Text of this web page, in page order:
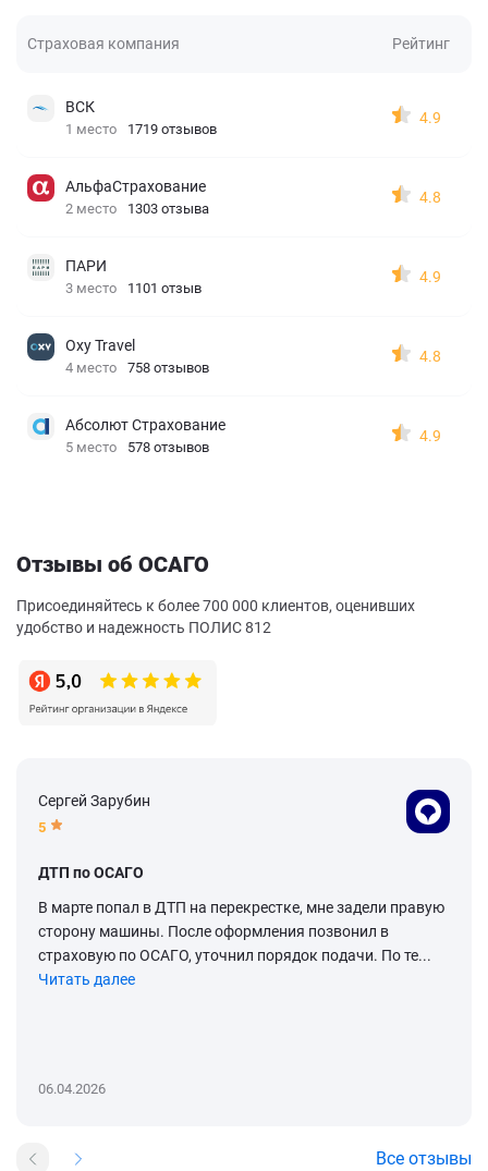
Страховая компания Рейтинг
ВСК
1 место 1719 отзывов
4.9
АльфаСтрахование
2 место 1303 отзыва
4.8
ПАРИ
3 место 1101 отзыв
4.9
Oxy Travel
4 место 758 отзывов
4.8
Абсолют Страхование
5 место 578 отзывов
4.9
Отзывы об ОСАГО
Присоединяйтесь к более 700 000 клиентов, оценивших
удобство и надежность ПОЛИС 812
Сергей Зарубин
5
ДТП по ОСАГО
В марте попал в ДТП на перекрестке, мне задели правую
сторону машины. После оформления позвонил в
страховую по ОСАГО, уточнил порядок подачи. По те...
Читать далее
06.04.2026
Все отзывы